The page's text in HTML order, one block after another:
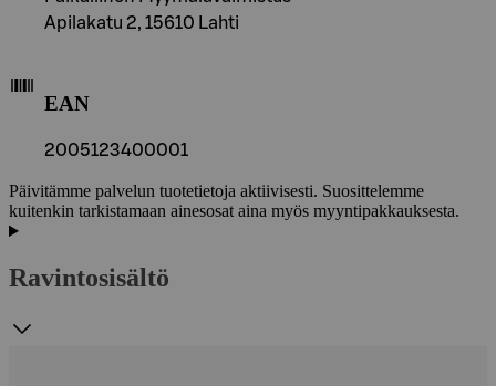
Apilakatu 2, 15610 Lahti
EAN
2005123400001
Päivitämme palvelun tuotetietoja aktiivisesti. Suosittelemme
kuitenkin tarkistamaan ainesosat aina myös myyntipakkauksesta.
Ravintosisältö